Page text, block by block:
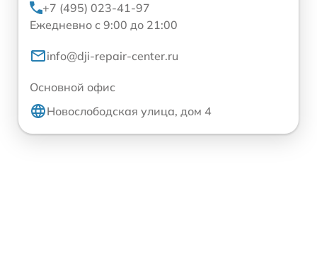
+7 (495) 023-41-97
Ежедневно с 9:00 до 21:00
info@dji-repair-center.ru
Основной офис
Новослободская улица, дом 4